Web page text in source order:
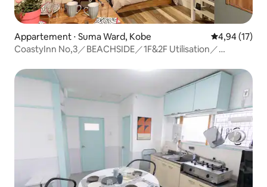
Appartement ⋅ Suma Ward, Kobe Évaluation
4,94 (17)
CoastyInn No,3／BEACHSIDE／1F&2F Utilisation／